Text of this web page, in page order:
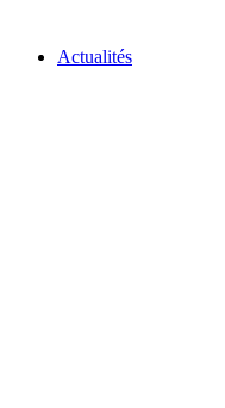
Actualités